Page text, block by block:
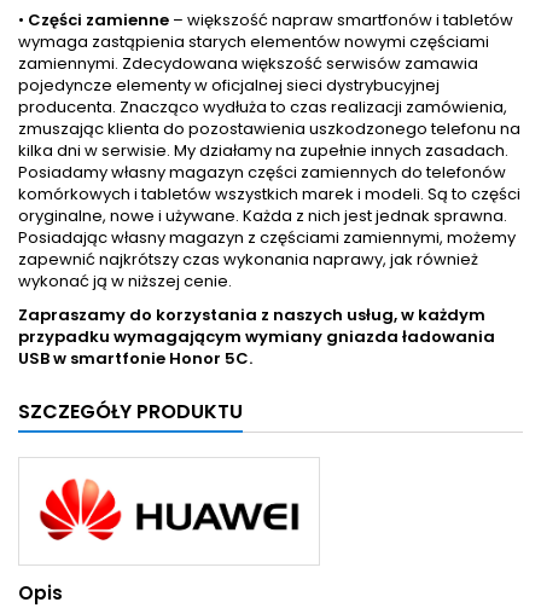
• Części zamienne – większość napraw smartfonów i tabletów
wymaga zastąpienia starych elementów nowymi częściami
zamiennymi. Zdecydowana większość serwisów zamawia
pojedyncze elementy w oficjalnej sieci dystrybucyjnej
producenta. Znacząco wydłuża to czas realizacji zamówienia,
zmuszając klienta do pozostawienia uszkodzonego telefonu na
kilka dni w serwisie. My działamy na zupełnie innych zasadach.
Posiadamy własny magazyn części zamiennych do telefonów
komórkowych i tabletów wszystkich marek i modeli. Są to części
oryginalne, nowe i używane. Każda z nich jest jednak sprawna.
Posiadając własny magazyn z częściami zamiennymi, możemy
zapewnić najkrótszy czas wykonania naprawy, jak również
wykonać ją w niższej cenie.
Zapraszamy do korzystania z naszych usług, w każdym
przypadku wymagającym wymiany gniazda ładowania
USB w smartfonie Honor 5C.
SZCZEGÓŁY PRODUKTU
Opis